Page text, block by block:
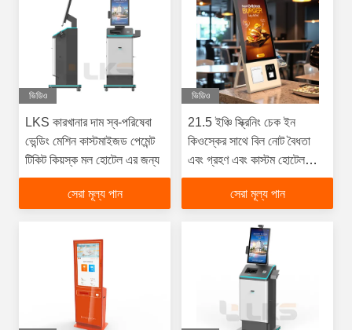
ভিডিও
LKS কারখানার দাম স্ব-পরিষেবা
ভেন্ডিং মেশিন কাস্টমাইজড পেমেন্ট
টিকিট কিয়স্ক মল হোটেল এর জন্য
সেরা মূল্য পান
ভিডিও
21.5 ইঞ্চি স্ক্রিনিং চেক ইন
কিওস্কের সাথে বিল নোট বৈধতা
এবং গ্রহণ এবং কাস্টম হোটেল
টার্মিনাল কিওস্কের জন্য গ্রাহকের
সেরা মূল্য পান